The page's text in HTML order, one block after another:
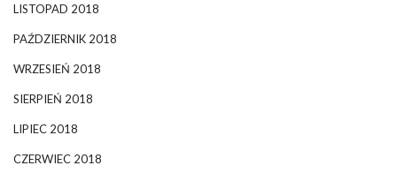
LISTOPAD 2018
PAŹDZIERNIK 2018
WRZESIEŃ 2018
SIERPIEŃ 2018
LIPIEC 2018
CZERWIEC 2018